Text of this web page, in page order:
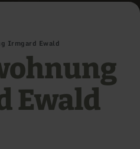
Irmgard Ewald
Ewald